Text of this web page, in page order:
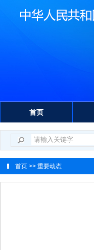
首页
首页 >> 重要动态